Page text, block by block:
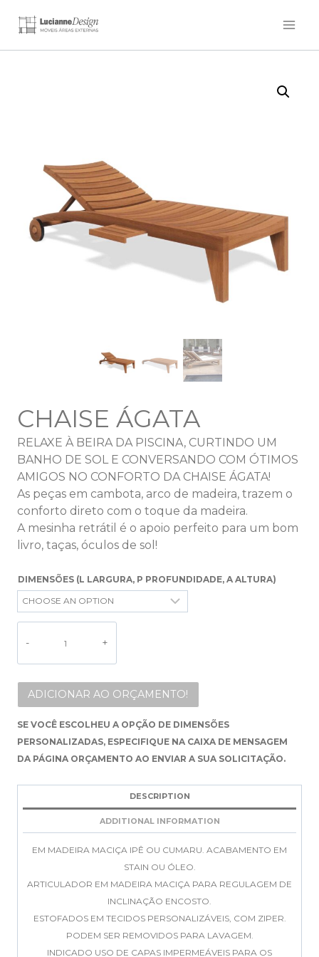
CHAISE ÁGATA
RELAXE À BEIRA DA PISCINA, CURTINDO UM
BANHO DE SOL E CONVERSANDO COM ÓTIMOS
AMIGOS NO CONFORTO DA CHAISE ÁGATA!
As peças em cambota, arco de madeira, trazem o
conforto direto com o toque da madeira.
A mesinha retrátil é o apoio perfeito para um bom
livro, taças, óculos de sol!
DIMENSÕES (L LARGURA, P PROFUNDIDADE, A ALTURA)
ADICIONAR AO ORÇAMENTO!
SE VOCÊ ESCOLHEU A OPÇÃO DE DIMENSÕES
PERSONALIZADAS, ESPECIFIQUE NA CAIXA DE MENSAGEM
DA PÁGINA ORÇAMENTO AO ENVIAR A SUA SOLICITAÇÃO.
DESCRIPTION
ADDITIONAL INFORMATION
EM MADEIRA MACIÇA IPÊ OU CUMARU. ACABAMENTO EM
STAIN OU ÓLEO.
ARTICULADOR EM MADEIRA MACIÇA PARA REGULAGEM DE
INCLINAÇÃO ENCOSTO.
ESTOFADOS EM TECIDOS PERSONALIZÁVEIS, COM ZIPER.
PODEM SER REMOVIDOS PARA LAVAGEM.
INDICADO USO DE CAPAS IMPERMEÁVEIS PARA OS